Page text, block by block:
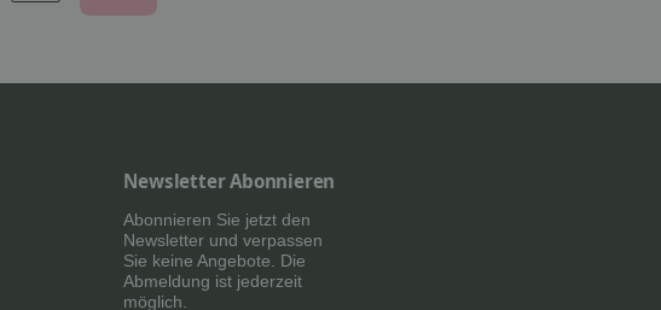
Newsletter Abonnieren
Abonnieren Sie jetzt den
Newsletter und verpassen
Sie keine Angebote. Die
Abmeldung ist jederzeit
möglich.